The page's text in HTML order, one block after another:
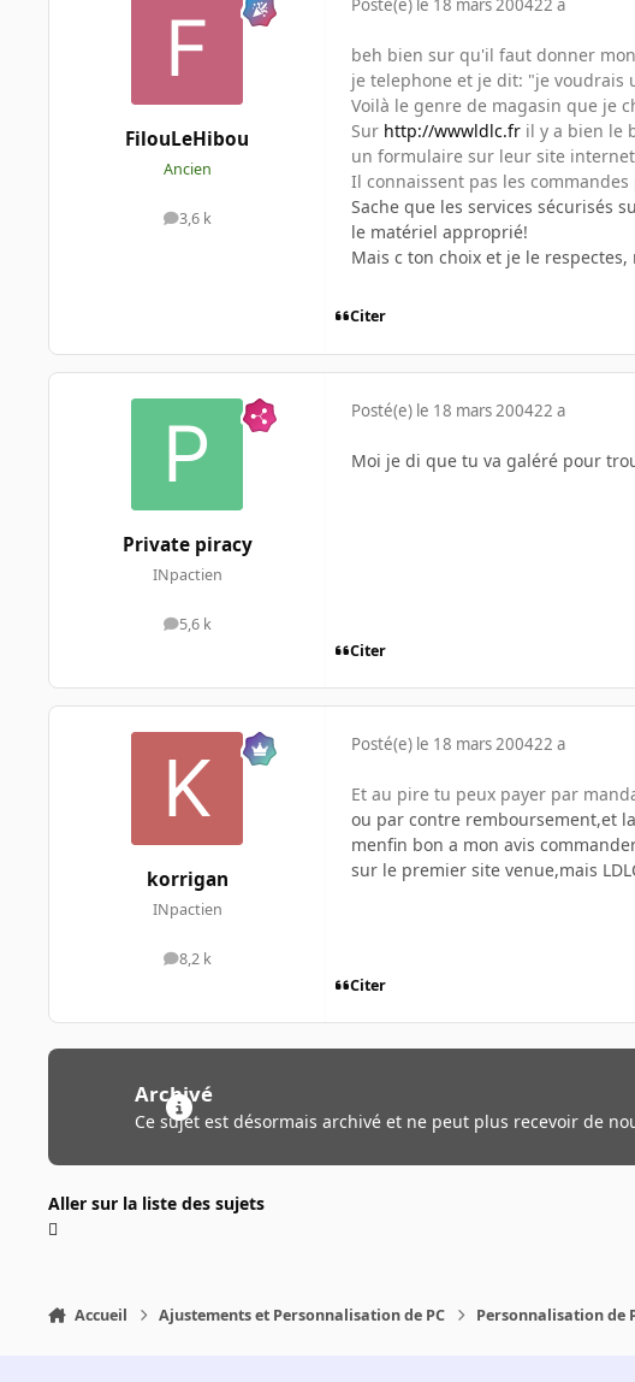
FilouLeHibou
Ancien
3,6 k
messages
beh bien sur qu'il faut donner
je telephone et je dit: "je voudrais
Voilà le genre de magasin que je
Sur http://wwwldlc.fr il y a bien le
un formulaire sur leur site
Il connaissent pas les
Sache que les services sécurisés
le matériel approprié!
Mais c ton choix et je le
Citer
Private piracy
INpactien
5,6 k
messages
Posté(e) le 18 mars 200422 a
Moi je di que tu va galéré pour
Citer
korrigan
INpactien
8,2 k
messages
Posté(e) le 18 mars 200422 a
Et au pire tu peux payer par
ou par contre remboursement,et
menfin bon a mon avis
sur le premier site venue,mais
Citer
Archivé
Ce sujet est désormais archivé et ne peut plus recevoir de
Aller sur la liste des sujets
Accueil Ajustements et Personnalisation de PC Personnalisation de